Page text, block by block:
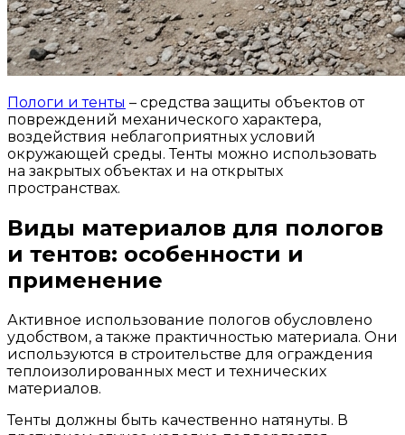
Пологи и тенты – средства защиты объектов от
повреждений механического характера,
воздействия неблагоприятных условий
окружающей среды. Тенты можно использовать
на закрытых объектах и на открытых
пространствах.
Виды материалов для пологов
и тентов: особенности и
применение
Активное использование пологов обусловлено
удобством, а также практичностью материала. Они
используются в строительстве для ограждения
теплоизолированных мест и технических
материалов.
Тенты должны быть качественно натянуты. В